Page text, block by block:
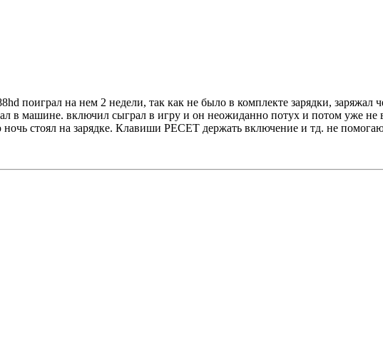
поиграл на нем 2 недели, так как не было в комплекте зарядки, заряжал
в машине. включил сыграл в игру и он неожиданно потух и потом уже не
ночь стоял на зарядке. Клавиши РЕСЕТ держать включение и тд. не